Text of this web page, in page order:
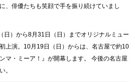
、俳優たちも笑顔で手を振り続けていまし
日）から8月31日（日）までオリジナルミュー
上演。10月19日（日）からは、名古屋で約10
マ・ミーア！』が開幕します。 今後の名古屋
。